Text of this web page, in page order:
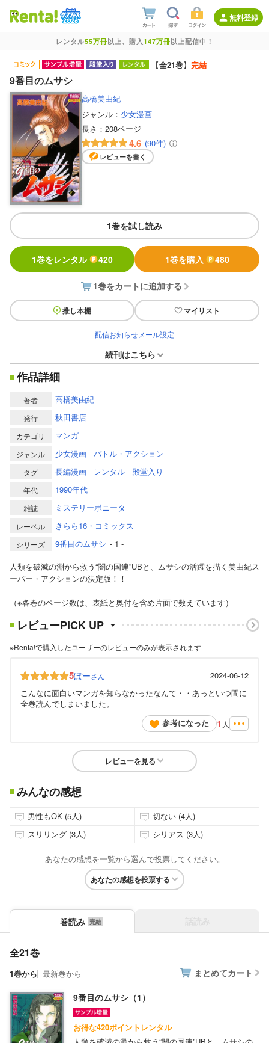
無料登録
レンタル55万冊以上、購入147万冊以上配信中！
【全21巻】 完結
9番目のムサシ
高橋美由紀
ジャンル： 少女漫画
長さ： 208ページ
4.6 (90件)
レビューを書く
1巻を試し読み
1巻をレンタル 420 1巻を購入 480
1巻をカートに追加する
推し本棚 マイリスト
配信お知らせメール設定
続刊はこちら
作品詳細
著者 高橋美由紀
発行 秋田書店
カテゴリ マンガ
ジャンル 少女漫画 バトル・アクション
タグ 長編漫画 レンタル 殿堂入り
年代 1990年代
雑誌 ミステリーボニータ
レーベル きらら16・コミックス
シリーズ 9番目のムサシ - 1 -
人類を破滅の淵から救う“闇の国連”UBと、ムサシの活躍を描く美由紀ス
ーパー・アクションの決定版！！
（※各巻のページ数は、表紙と奥付を含め片面で数えています）
レビューPICK UP
※Renta!で購入したユーザーのレビューのみが表示されます
5ぽーさん
2024-06-12
こんなに面白いマンガを知らなかったなんて・・あっといつ間に
全巻読んでしまいました。
参考になった
1 人
レビューを見る
みんなの感想
男性もOK (5人)
切ない (4人)
スリリング (3人)
シリアス (3人)
あなたの感想を一覧から選んで投票してください。
あなたの感想を投票する
巻読み
全21巻
1巻から 最新巻から まとめてカート
9番目のムサシ（1）
お得な420ポイントレンタル